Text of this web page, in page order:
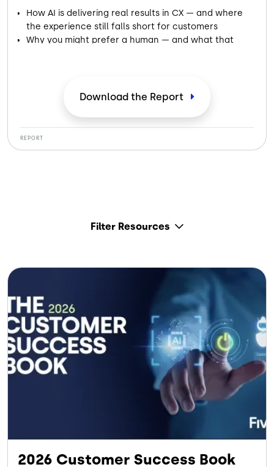
How AI is delivering real results in CX — and where
the experience still falls short for customers
Why you might prefer a human — and what that
What both sides of the conversation — business and
Download the Report
REPORT
Filter Resources
2026 Customer Success Book